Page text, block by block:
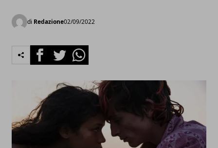
di Redazione02/09/2022
FacebookTwitterWhatsapp